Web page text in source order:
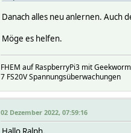
2022-11-11 07:40:58
2022-11-11 07:40:58
2022-11-07 16:41:34
2022-11-07 16:41:36
2022-11-07 16:41:35
2022-11-08
2021-12-22 11:45:22
Danach alles neu anlernen. Auch
Möge es helfen.
FHEM auf RaspberryPi3 mit
7 FS20V Spannungsüberwachungen
02 Dezember 2022, 07:59:16